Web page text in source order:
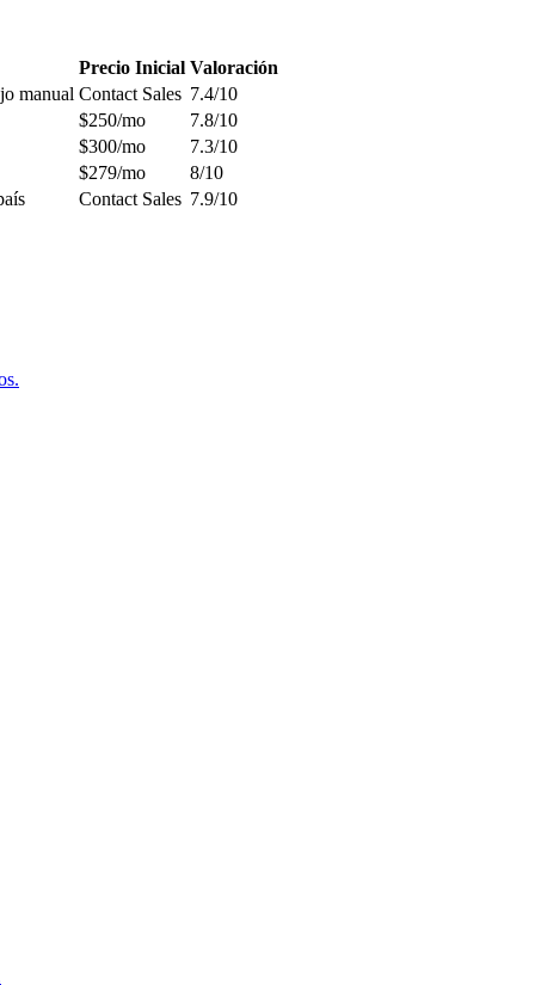
Precio Inicial Valoración
manual Contact Sales 7.4/10
$250/mo
7.8/10
$300/mo
7.3/10
$279/mo
8/10
Contact Sales 7.9/10